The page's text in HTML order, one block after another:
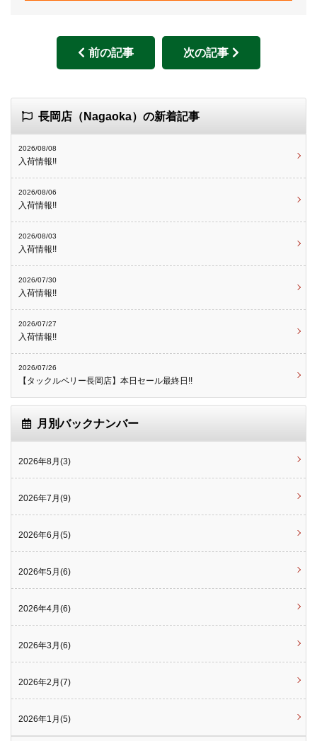
前の記事 次の記事
長岡店（Nagaoka）の新着記事
2026/08/08
入荷情報!!
2026/08/06
入荷情報!!
2026/08/03
入荷情報!!
2026/07/30
入荷情報!!
2026/07/27
入荷情報!!
2026/07/26
【タックルベリー長岡店】本日セール最終日!!
月別バックナンバー
2026年8月(3)
2026年7月(9)
2026年6月(5)
2026年5月(6)
2026年4月(6)
2026年3月(6)
2026年2月(7)
2026年1月(5)